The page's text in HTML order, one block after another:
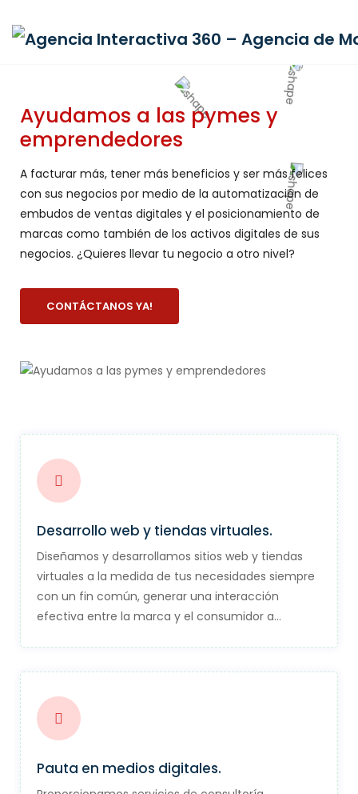
Ayudamos a las pymes y
emprendedores
A facturar más, tener más beneficios y ser más felices
con sus negocios por medio de la automatización de
embudos de ventas digitales y el posicionamiento de
marcas como también de los activos digitales de sus
negocios. ¿Quieres llevar tu negocio a otro nivel?
CONTÁCTANOS YA!
Desarrollo web y tiendas virtuales.
Diseñamos y desarrollamos sitios web y tiendas
virtuales a la medida de tus necesidades siempre
con un fin común, generar una interacción
efectiva entre la marca y el consumidor a…
Pauta en medios digitales.